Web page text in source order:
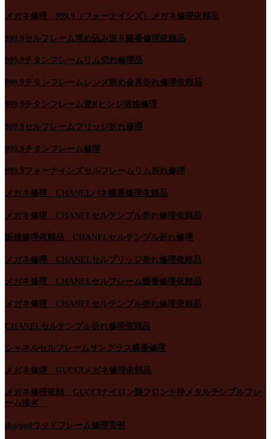
メガネ修理 999,9（フォーナインズ）メガネ修理依頼品
999,9セルフレーム埋め込み逆Ｒ蝶番修理依頼品
999,9チタンフレームリム切れ修理品
999,9チタンフレームレンズ留め金具折れ修理依頼品
999,9チタンフレーム逆Rヒンジ溶接修理
999,9セルフレームブリッジ折れ修理
999,9チタンフレーム修理
999.9フォーナインズセルフレームリム折れ修理
メガネ修理 CHANELバネ蝶番修理依頼品
メガネ修理 CHANELセルテンプル折れ修理依頼品
眼鏡修理依頼品 CHANELセルテンプル折れ修理
メガネ修理 CHANELセルブリッジ折れ修理依頼品
メガネ修理 CHANELセルフレーム蝶番修理依頼品
メガネ修理 CHANELセルテンプル折れ修理依頼品
CHANELセルテンプル折れ修理依頼品
シャネルセルフレームサングラス蝶番修理
メガネ修理 GUCCIメガネ修理依頼品
メガネ修理依頼 GUCCIナイロン製フロント枠メタルテンプルフレ
ーム接ぎ
shwoodウッドフレーム修理実例